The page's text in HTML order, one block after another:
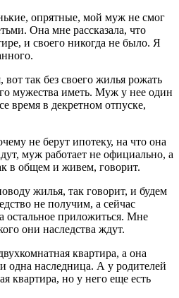
опрятные, мой муж не смог
Она мне рассказала, что
и своего никогда не было. Я
вот так без своего жилья рожать
мужества иметь. Муж у нее один
время в декретном отпуске,
не берут ипотеку, на что она
муж работает не официально, а
в общем и живем, говорит.
жилья, так говорит, и будем
не получим, а сейчас
остальное приложиться. Мне
они наследства ждут.
квартира, а она
одна наследница. А у родителей
квартира, но у него еще есть